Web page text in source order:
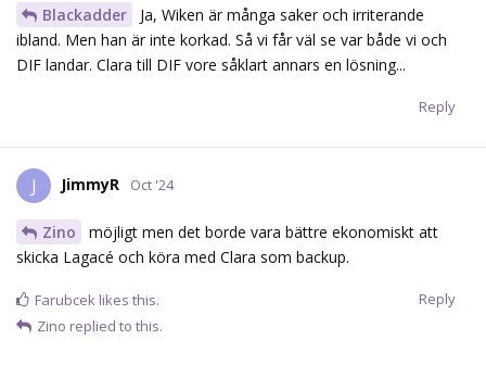
Blackadder
Ja, Wiken är många saker och irriterande
ibland. Men han är inte korkad. Så vi får väl se var både vi och
DIF landar. Clara till DIF vore såklart annars en lösning...
Reply
J JimmyR Oct '24
Zino
möjligt men det borde vara bättre ekonomiskt att
skicka Lagacé och köra med Clara som backup.
Reply
Farubcek likes this.
Zino replied to this.